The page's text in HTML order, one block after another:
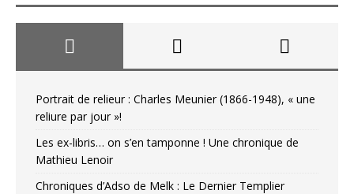
Portrait de relieur : Charles Meunier (1866-1948), « une
reliure par jour »!
Les ex-libris… on s’en tamponne ! Une chronique de
Mathieu Lenoir
Chroniques d’Adso de Melk : Le Dernier Templier